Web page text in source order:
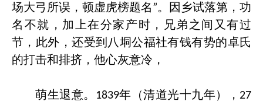
场大弓所误，顿虚虎榜题名 ”。因乡试落第，功
名不就，加上在分家产时，兄弟之间又有过
节，此外，还受到八垌公福社有钱有势的卓氏
的打击和排挤，他心灰意冷，
萌生退意。 1839年（清道光十九年）， 27